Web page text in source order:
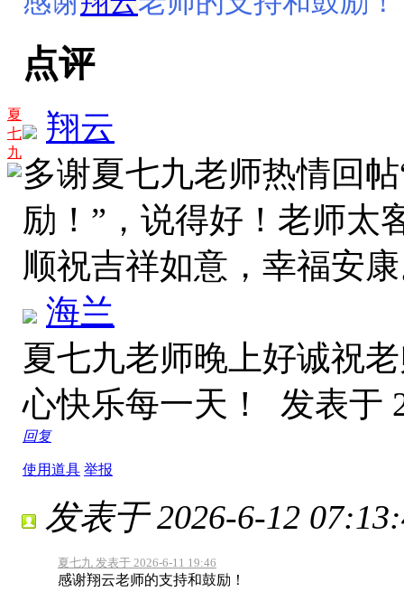
夏
七
九
点评
翔云
多谢夏七九老师热情回
励！”，说得好！老师太
顺祝吉祥如意，幸福安
海兰
夏七九老师晚上好诚祝
心快乐每一天！ 发表于
回复
使用道具 举报
发表于 2026-6-12
夏七九 发表于 2026-6-11 19:46
感谢翔云老师的支持和鼓励！